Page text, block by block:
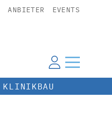
ANBIETER EVENTS
KLINIKBAU